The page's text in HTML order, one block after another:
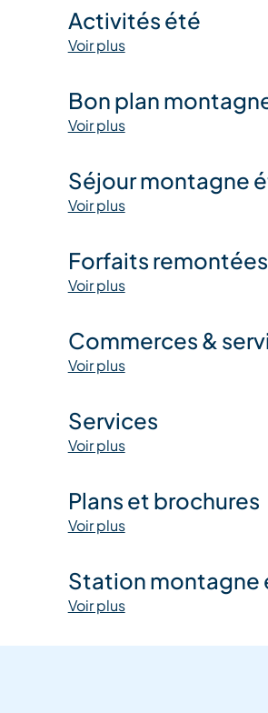
Activités été
Voir plus
Bon plan
Voir plus
Séjour montagne
Voir plus
Forfaits
Voir plus
Commerces &
Voir plus
Services
Voir plus
Plans et brochures
Voir plus
Station montagne
Voir plus